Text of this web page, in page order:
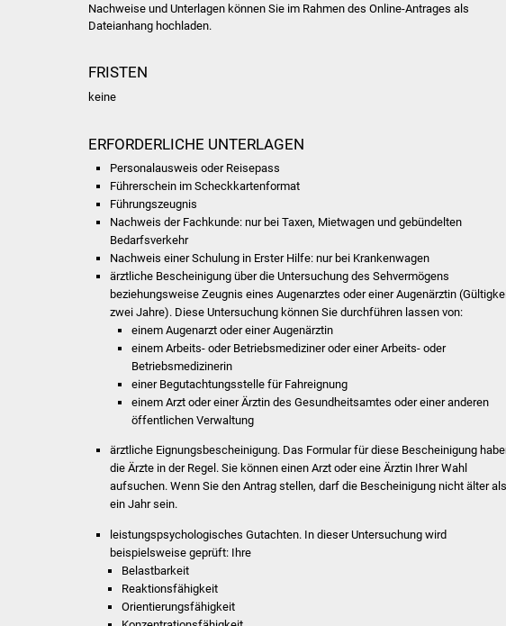
Nachweise und Unterlagen können Sie im Rahmen des Online-Antrages als
Dateianhang hochladen.
FRISTEN
keine
ERFORDERLICHE UNTERLAGEN
Personalausweis oder Reisepass
Führerschein im Scheckkartenformat
Führungszeugnis
Nachweis der Fachkunde: nur bei Taxen, Mietwagen und gebündelten
Bedarfsverkehr
Nachweis einer Schulung in Erster Hilfe: nur bei Krankenwagen
ärztliche Bescheinigung über die Untersuchung des Sehvermögens
beziehungsweise Zeugnis eines Augenarztes oder einer Augenärztin
zwei Jahre). Diese Untersuchung können Sie durchführen lassen von:
einem Augenarzt oder einer Augenärztin
einem Arbeits- oder Betriebsmediziner oder einer Arbeits- oder
Betriebsmedizinerin
einer Begutachtungsstelle für Fahreignung
einem Arzt oder einer Ärztin des Gesundheitsamtes oder einer anderen
öffentlichen Verwaltung
ärztliche Eignungsbescheinigung. Das Formular für diese Bescheinigung
die Ärzte in der Regel. Sie können einen Arzt oder eine Ärztin Ihrer Wahl
aufsuchen. Wenn Sie den Antrag stellen, darf die Bescheinigung nicht älter als
ein Jahr sein.
leistungspsychologisches Gutachten. In dieser Untersuchung wird
beispielsweise geprüft: Ihre
Belastbarkeit
Reaktionsfähigkeit
Orientierungsfähigkeit